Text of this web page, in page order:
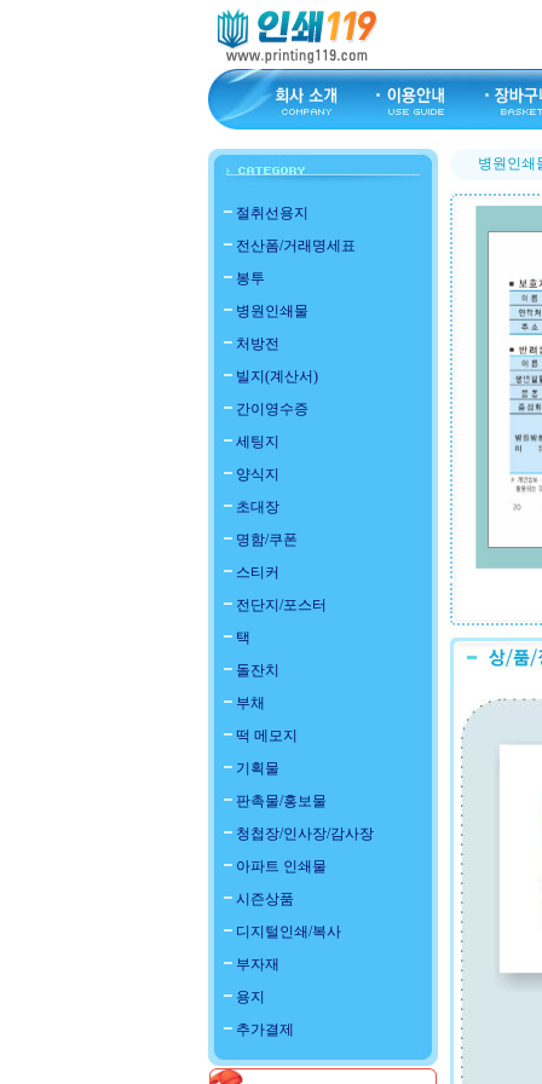
절취선용지
전산폼/거래명세표
봉투
병원인쇄물
처방전
빌지(계산서)
간이영수증
세팅지
양식지
초대장
명함/쿠폰
스티커
전단지/포스터
택
돌잔치
부채
떡 메모지
기획물
판촉물/홍보물
청첩장/인사장/감사장
아파트 인쇄물
시즌상품
디지털인쇄/복사
부자재
용지
추가결제
병원인쇄